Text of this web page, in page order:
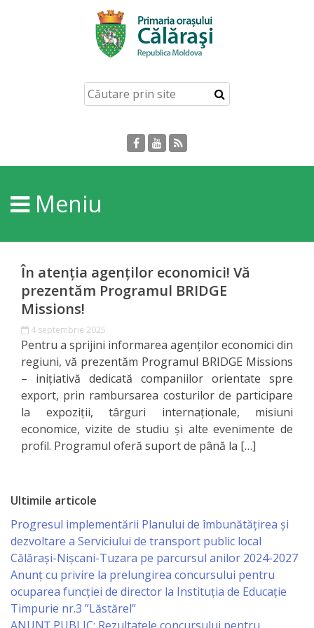
Despre
Orașului
Personalități
Regulamente
Orașe
înfrățite
Strategii
Registrul
de
al
Actelor
Locale
Primăria
Aparatul
Meniu
În atenția agenților economici! Vă
prezentăm Programul BRIDGE
Missions!
4 septembrie 2025
Pentru a sprijini informarea agenților economici din
regiuni, vă prezentăm Programul BRIDGE Missions
– inițiativă dedicată companiilor orientate spre
export, prin rambursarea costurilor de participare
la expoziții, târguri internaționale, misiuni
economice, vizite de studiu și alte evenimente de
profil. Programul oferă suport de până la […]
Ultimile articole
Progresul implementării Planului de îmbunătățirea și
dezvoltare a Serviciului de transport public local
Călărași-Nișcani-Tuzara pe parcursul anilor 2024-2027
Anunț cu privire la prelungirea concursului pentru
ocuparea funcţiei de director la Instituția de Educație
Timpurie nr.3 ”Lăstărel”